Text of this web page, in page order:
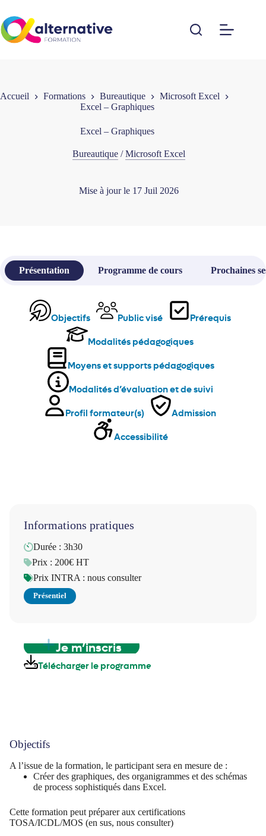
contenu
Accueil Formations Bureautique
Microsoft Excel
Excel – Graphiques
Excel – Graphiques
Bureautique /Microsoft Excel
Mise à jour le 17 Juil 2026
Présentation Programme de cours Prochaines
Objectifs Public visé Prérequis
Modalités pédagogiques
Moyens et supports pédagogiques
Modalités d’évaluation et de suivi
Profil formateur(s) Admission
Accessibilité
Informations pratiques
Durée : 3h30
Prix : 200€ HT
Prix INTRA : nous consulter
Présentiel
Je m’inscris
Télécharger le programme
Objectifs
A l’issue de la formation, le participant sera en mesure de :
Créer des graphiques, des organigrammes et des schémas
de process sophistiqués dans Excel.
Cette formation peut préparer aux certifications
TOSA/ICDL/MOS (en sus, nous consulter)